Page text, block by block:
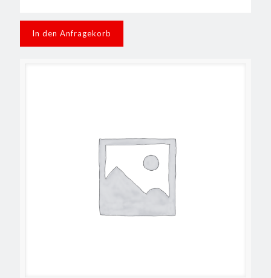
In den Anfragekorb